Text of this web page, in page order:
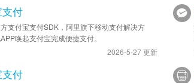
付
支付宝支付SDK，阿里旗下移动支付解决方
唤起支付宝完成便捷支付。
2026-5-27 更新
付